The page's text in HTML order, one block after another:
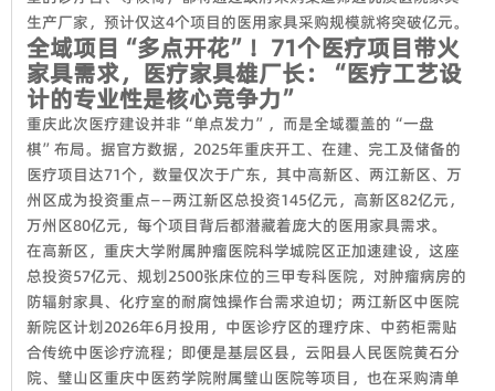
生产厂家，预计仅这4个项目的医用家具采购规模就将突破亿元。
全域项目“多点开花”！71个医疗项目带火
家具需求，医疗家具雄厂长：“医疗工艺设
计的专业性是核心竞争力”
重庆此次医疗建设并非“单点发力”，而是全域覆盖的“一盘
棋”布局。据官方数据，2025年重庆开工、在建、完工及储备的
医疗项目达71个，数量仅次于广东，其中高新区、两江新区、万
州区成为投资重点——两江新区总投资145亿元，高新区82亿元，
万州区80亿元，每个项目背后都潜藏着庞大的医用家具需求。
在高新区，重庆大学附属肿瘤医院科学城院区正加速建设，这座
总投资57亿元、规划2500张床位的三甲专科医院，对肿瘤病房的
防辐射家具、化疗室的耐腐蚀操作台需求迫切；两江新区中医院
新院区计划2026年6月投用，中医诊疗区的理疗床、中药柜需贴
合传统中医诊疗流程；即便是基层区县，云阳县人民医院黄石分
院、璧山区重庆中医药学院附属璧山医院等项目，也在采购清单